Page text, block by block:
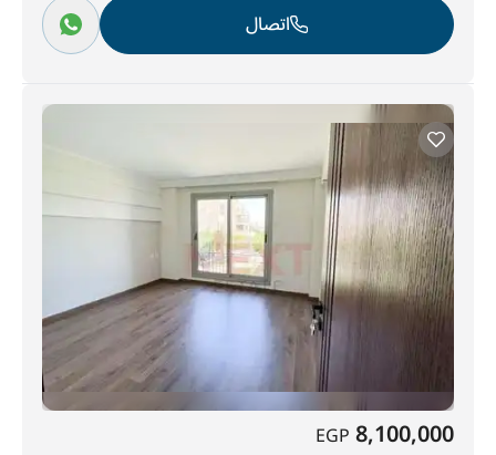
اتصال
8,100,000
EGP